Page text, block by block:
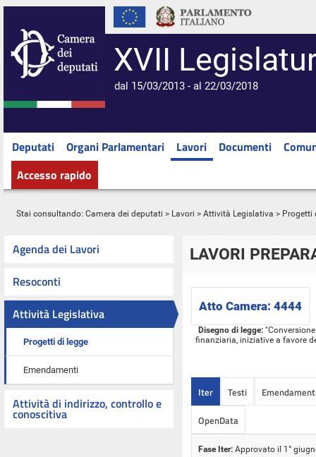
XVII
dal 15/03/2013 - al 22/03/2018
Deputati Organi Parlamentari Lavori Documenti
Accesso rapido
Stai consultando: Camera dei deputati > Lavori > Attività Legislativa > Progetti
Agenda dei Lavori
Resoconti
Attività Legislativa
Progetti di legge
Emendamenti
Attività di indirizzo, controllo e
conoscitiva
LAVORI
Atto Camera: 4444
Disegno di legge:
finanziaria, iniziative a favore
Iter Testi
OpenData
Fase Iter: Approvato il 1°